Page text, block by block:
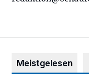
Meistgelesen